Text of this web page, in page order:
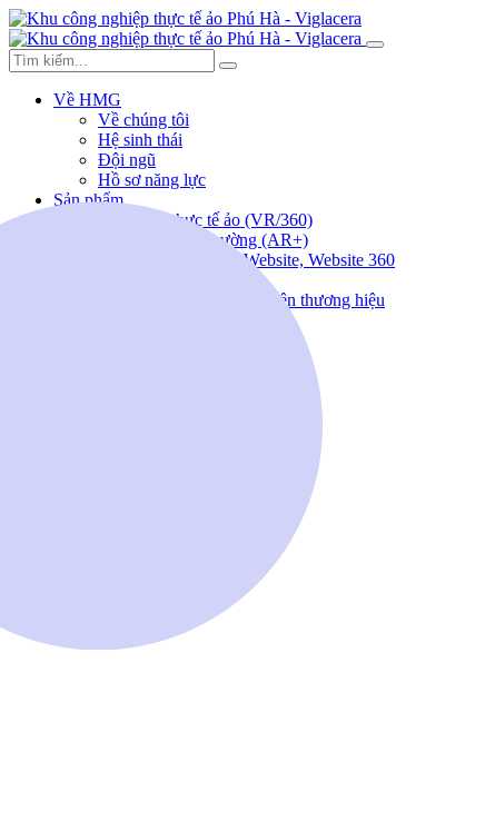
Về HMG
Về chúng tôi
Hệ sinh thái
Đội ngũ
Hồ sơ năng lực
Sản phẩm
Giải pháp thực tế ảo (VR/360)
Thực tế ảo tăng cường (AR+)
Lập trình ứng dụng, Website, Website 360
Thiết kế sáng tạo, nhận diện thương hiệu